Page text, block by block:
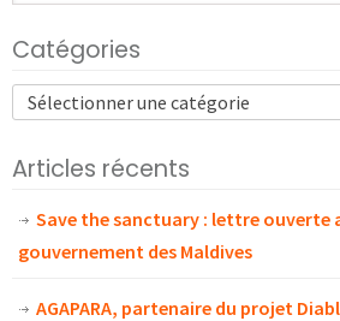
Catégories
Articles récents
Save the sanctuary : lettre ouverte
gouvernement des Maldives
AGAPARA, partenaire du projet